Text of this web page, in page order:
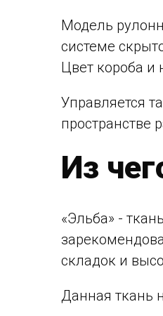
Модель
системе
Цвет короба и
Управляется
пространстве
Из
«Эльба» -
складок и
Данная ткань